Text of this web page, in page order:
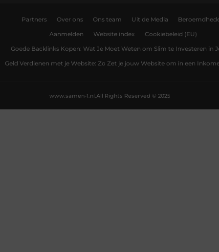
Partners Over ons Ons team Uit de Media
Aanmelden Website index Cookiebeleid (EU)
Goede Backlinks Kopen: Wat Je Moet Weten om Slim te Investeren in
Geld Verdienen met je Website: Zo Zet je jouw Website om in een
All Rights Reserved © 2025
www.samen-1.nl.